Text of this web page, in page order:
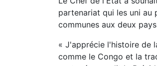
partenariat qui les uni au
communes aux deux
« J'apprécie l'histoire de
comme le Congo et la